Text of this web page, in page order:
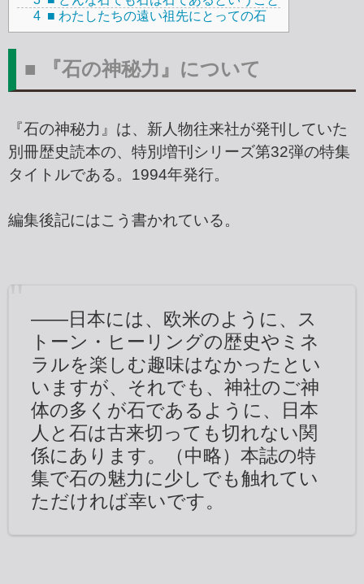
4 ■ わたしたちの遠い祖先にとっての石
■ 『石の神秘力』について
『石の神秘力』は、新人物往来社が発刊していた
別冊歴史読本の、特別増刊シリーズ第32弾の特集
タイトルである。1994年発行。
編集後記にはこう書かれている。
――日本には、欧米のように、ス
トーン・ヒーリングの歴史やミネ
ラルを楽しむ趣味はなかったとい
いますが、それでも、神社のご神
体の多くが石であるように、日本
人と石は古来切っても切れない関
係にあります。（中略）本誌の特
集で石の魅力に少しでも触れてい
ただければ幸いです。